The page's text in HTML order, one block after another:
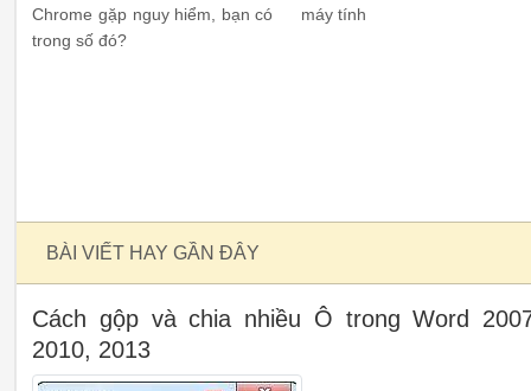
Chrome gặp nguy hiểm, bạn có
trong số đó?
máy tính
BÀI VIẾT HAY GẦN ĐÂY
Cách gộp và chia nhiều Ô trong Word
2010, 2013